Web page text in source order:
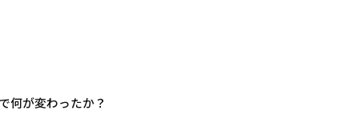
何が変わったか？